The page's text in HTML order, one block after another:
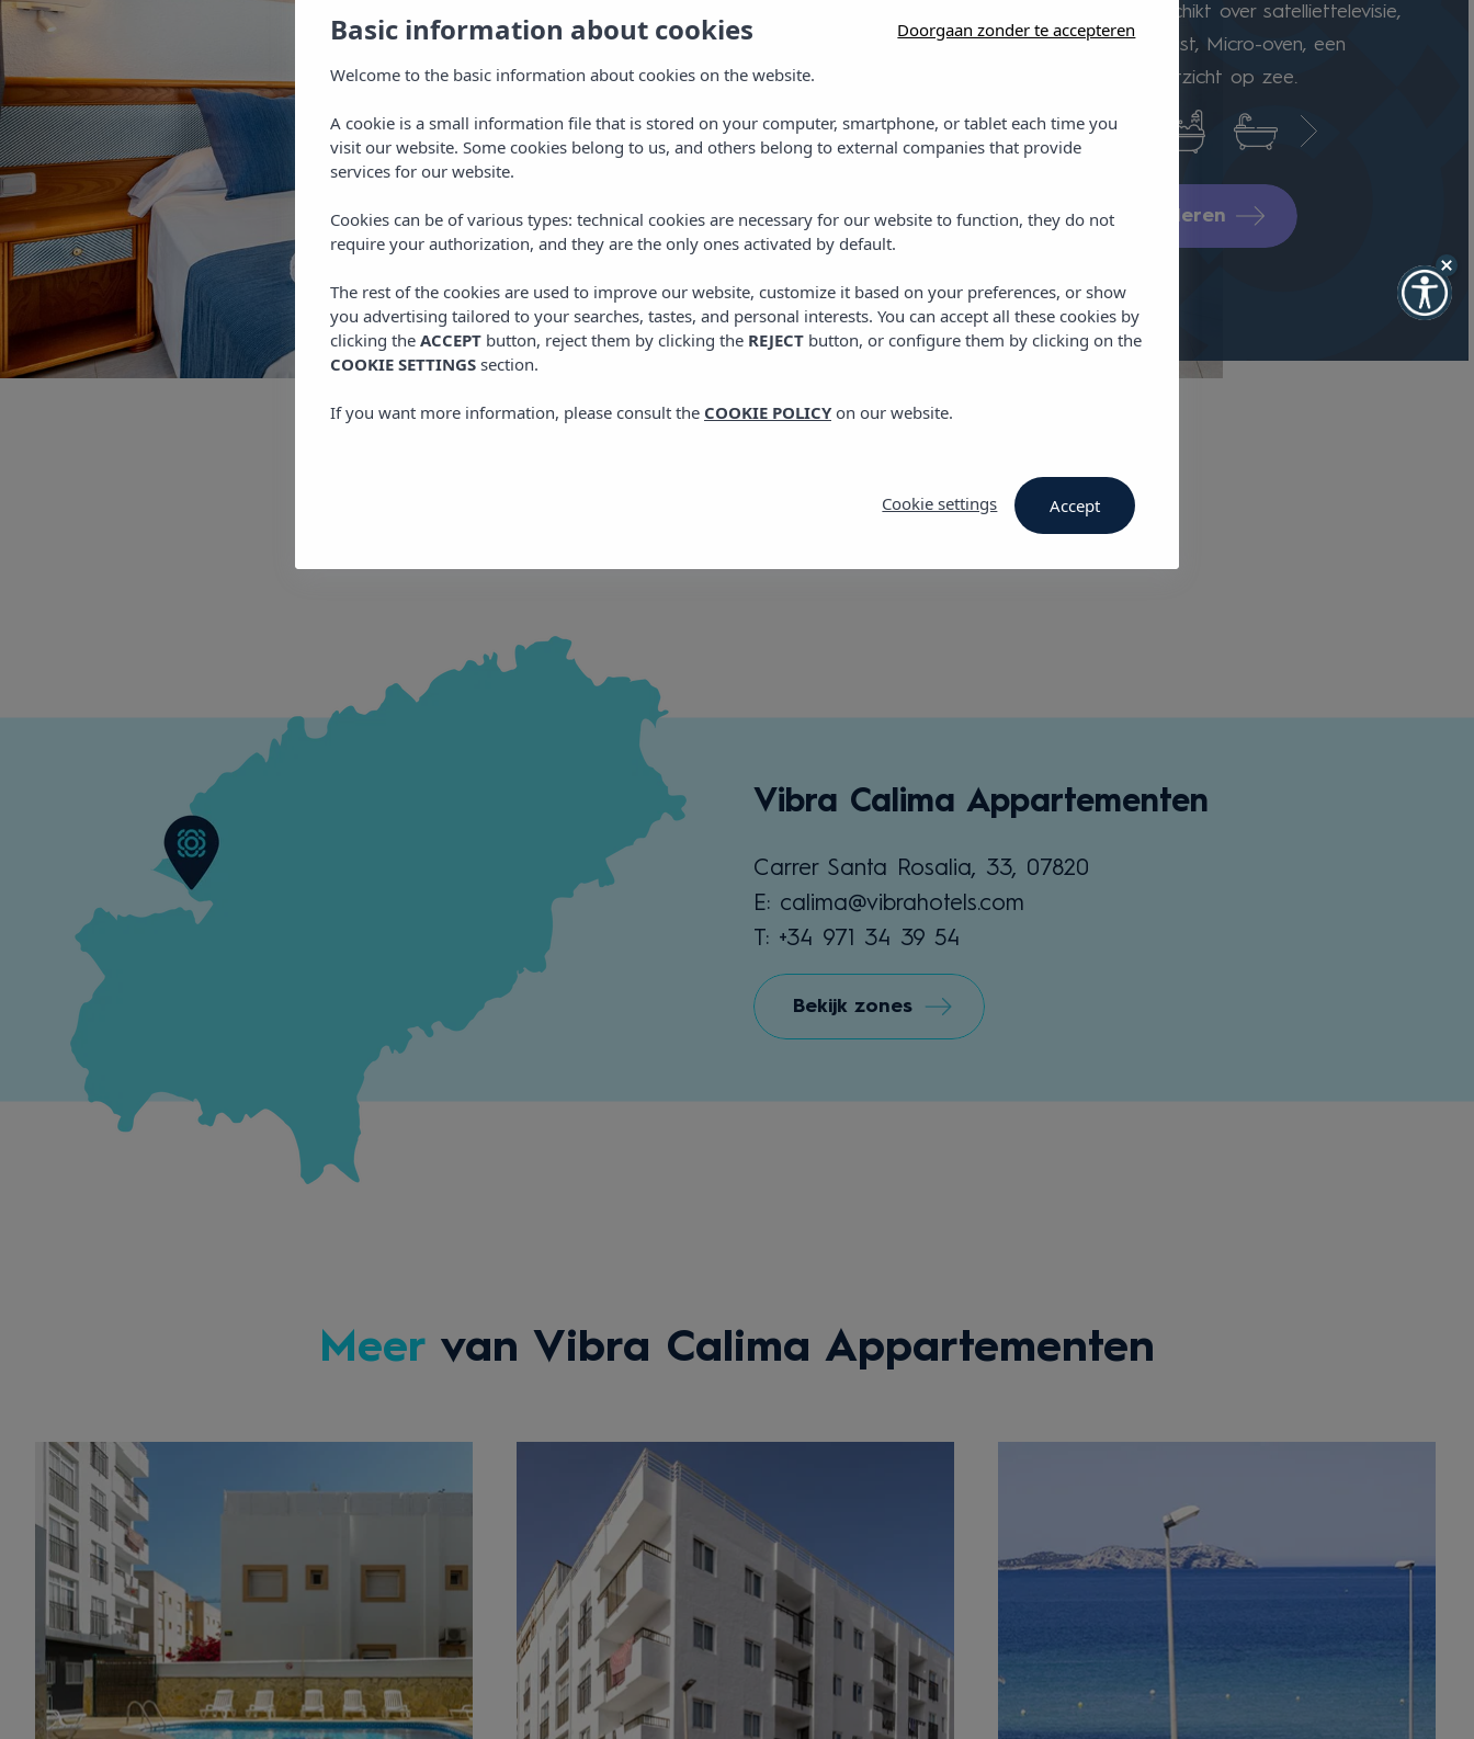
Studio met airconditioning beschikt over satelliettelevisie,
een kitchenette, een mini-koelkast, Micro-oven, een
badkamer en met Balkon en uitzicht op zee.
Beschikbaarheid controleren
Vibra Calima Appartementen
Carrer Santa Rosalia, 33, 07820
E: calima@vibrahotels.com
T: +34 971 34 39 54
Bekijk zones
Meervan Vibra Calima Appartementen
Basic information about cookies Doorgaan zonder te accepteren
Welcome to the basic information about cookies on the website.
A cookie is a small information file that is stored on your computer, smartphone, or tablet each time you
visit our website. Some cookies belong to us, and others belong to external companies that provide
services for our website.
Cookies can be of various types: technical cookies are necessary for our website to function, they do not
require your authorization, and they are the only ones activated by default.
The rest of the cookies are used to improve our website, customize it based on your preferences, or show
you advertising tailored to your searches, tastes, and personal interests. You can accept all these cookies by
clicking the ACCEPTbutton, reject them by clicking the REJECTbutton, or configure them by clicking on the
COOKIE SETTINGSsection.
If you want more information, please consult the COOKIE POLICYon our website.
Cookie settings Accept